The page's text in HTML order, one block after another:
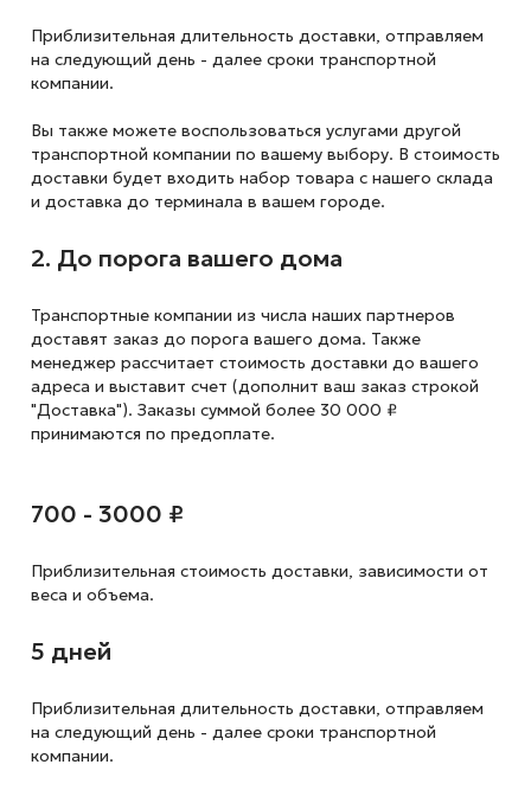
Приблизительная длительность доставки, отправляем
на следующий день - далее сроки транспортной
компании.
Вы также можете воспользоваться услугами другой
транспортной компании по вашему выбору. В стоимость
доставки будет входить набор товара с нашего склада
и доставка до терминала в вашем городе.
2. До порога вашего дома
Транспортные компании из числа наших партнеров
доставят заказ до порога вашего дома. Также
менеджер рассчитает стоимость доставки до вашего
адреса и выставит счет (дополнит ваш заказ строкой
"Доставка"). Заказы суммой более 30 000 ₽
принимаются по предоплате.
700 - 3000 ₽
Приблизительная стоимость доставки, зависимости от
веса и объема.
5 дней
Приблизительная длительность доставки, отправляем
на следующий день - далее сроки транспортной
компании.